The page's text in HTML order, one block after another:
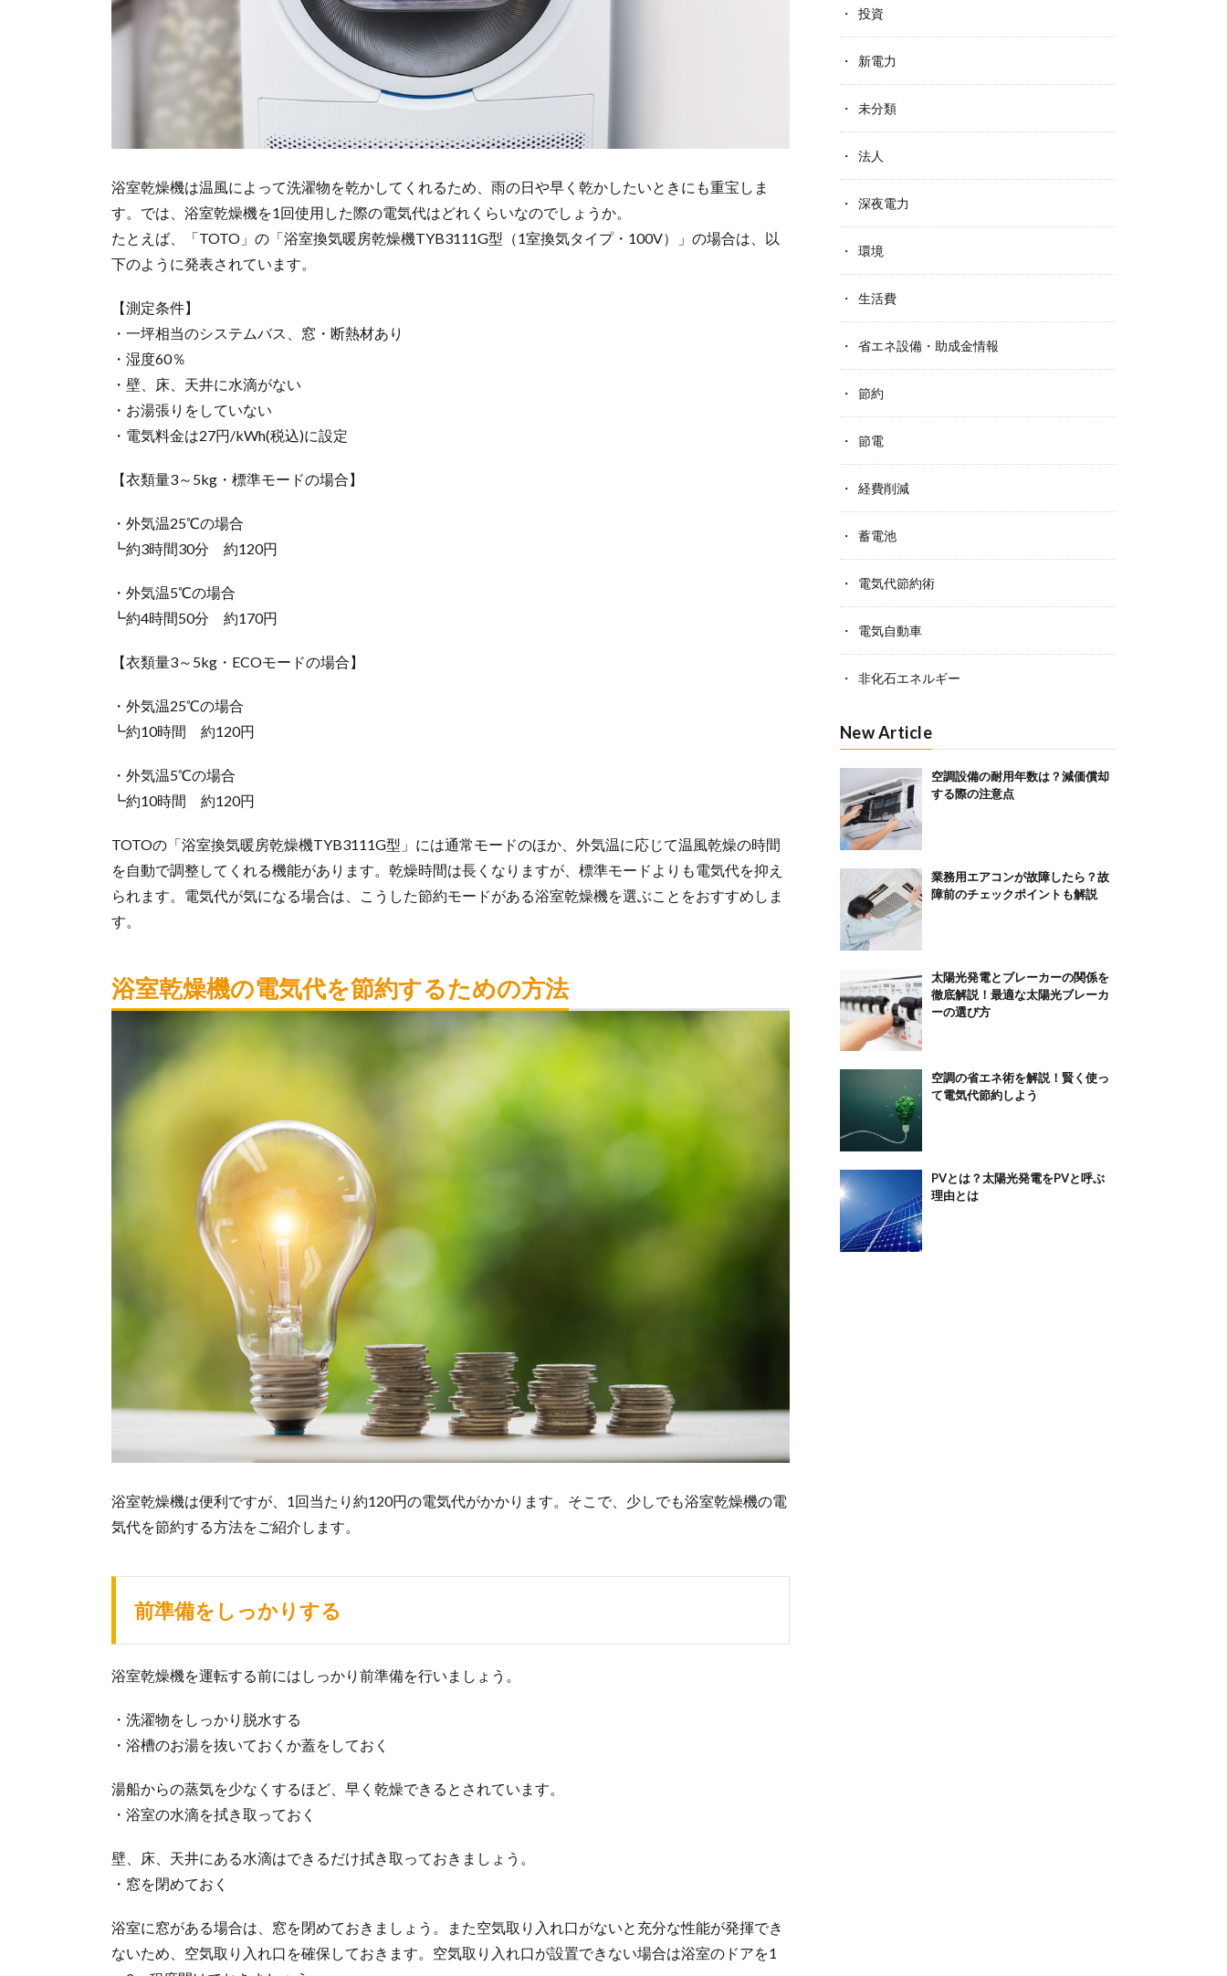
浴室乾燥機は温風によって洗濯物を乾かしてくれるため、雨の日や早く乾かしたいときにも重宝しま
す。では、浴室乾燥機を1回使用した際の電気代はどれくらいなのでしょうか。
たとえば、「TOTO」の「浴室換気暖房乾燥機TYB3111G型（1室換気タイプ・100V）」の場合は、以
下のように発表されています。
【測定条件】
・一坪相当のシステムバス、窓・断熱材あり
・湿度60％
・壁、床、天井に水滴がない
・お湯張りをしていない
・電気料金は27円/kWh(税込)に設定
【衣類量3～5kg・標準モードの場合】
・外気温25℃の場合
┗約3時間30分 約120円
・外気温5℃の場合
┗約4時間50分 約170円
【衣類量3～5kg・ECOモードの場合】
・外気温25℃の場合
┗約10時間 約120円
・外気温5℃の場合
┗約10時間 約120円
TOTOの「浴室換気暖房乾燥機TYB3111G型」には通常モードのほか、外気温に応じて温風乾燥の時間
を自動で調整してくれる機能があります。乾燥時間は長くなりますが、標準モードよりも電気代を抑え
られます。電気代が気になる場合は、こうした節約モードがある浴室乾燥機を選ぶことをおすすめしま
す。
浴室乾燥機の電気代を節約するための方法
浴室乾燥機は便利ですが、1回当たり約120円の電気代がかかります。そこで、少しでも浴室乾燥機の電
気代を節約する方法をご紹介します。
前準備をしっかりする
浴室乾燥機を運転する前にはしっかり前準備を行いましょう。
・洗濯物をしっかり脱水する
・浴槽のお湯を抜いておくか蓋をしておく
湯船からの蒸気を少なくするほど、早く乾燥できるとされています。
・浴室の水滴を拭き取っておく
壁、床、天井にある水滴はできるだけ拭き取っておきましょう。
・窓を閉めておく
浴室に窓がある場合は、窓を閉めておきましょう。また空気取り入れ口がないと充分な性能が発揮でき
ないため、空気取り入れ口を確保しておきます。空気取り入れ口が設置できない場合は浴室のドアを1
投資
新電力
未分類
法人
深夜電力
環境
生活費
省エネ設備・助成金情報
節約
節電
経費削減
蓄電池
電気代節約術
電気自動車
非化石エネルギー
New Article
空調設備の耐用年数は？減価償却
する際の注意点
業務用エアコンが故障したら？故
障前のチェックポイントも解説
太陽光発電とブレーカーの関係を
徹底解説！最適な太陽光ブレーカ
ーの選び方
空調の省エネ術を解説！賢く使っ
て電気代節約しよう
PVとは？太陽光発電をPVと呼ぶ
理由とは